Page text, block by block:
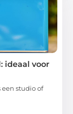
ideaal voor
een studio of